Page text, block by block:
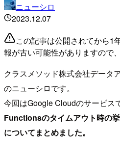
ニューシロ
2023.12.07
この記事は公開されてから1
報が古い可能性がありますので
クラスメソッド株式会社データ
のニューシロです。
今回はGoogle Cloudのサービス
Functionsのタイムアウト時の
についてまとめました。